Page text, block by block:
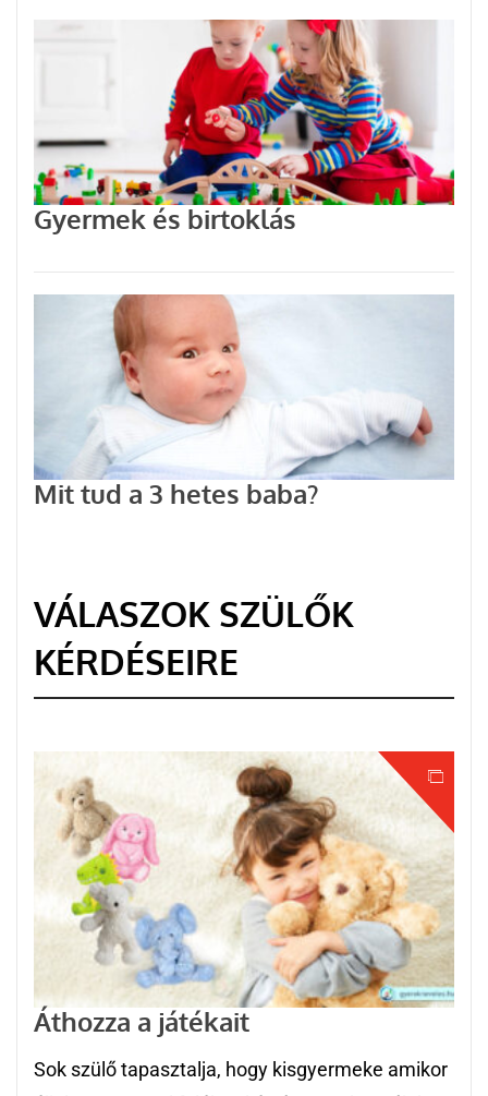
Gyermek és birtoklás
Mit tud a 3 hetes baba?
VÁLASZOK SZÜLŐK
KÉRDÉSEIRE
Áthozza a játékait
Sok szülő tapasztalja, hogy kisgyermeke amikor